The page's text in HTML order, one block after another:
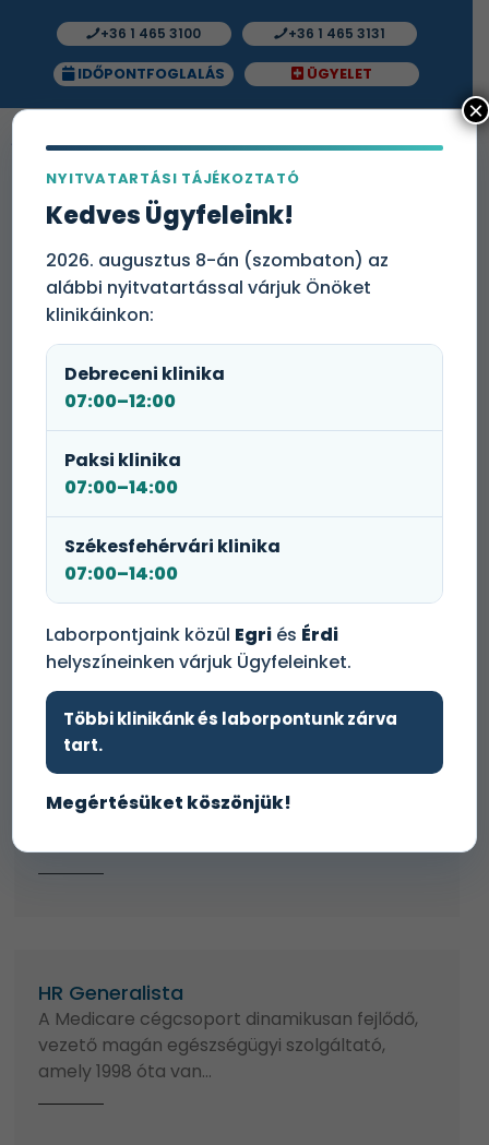
+36 1 465 3100 +36 1 465 3131
IDŐPONTFOGLALÁS ÜGYELET
Számviteli munkatárs (könyvelő)
A Medicare Magyarország vezető
magánegészségügyi szolgáltatója.
Folyamatosan bővülő csapatunkba új
munkatársakat keresünk Nyíregyházára…
Részmunkaidős röntgenasszisztens
egészségügyi szolgáltatója. Veszprémi
klinikánk bővülő csapatába keresünk új…
Teljes vagy részmunkaidős
Recepciós/Páciens koordinátor
A Medicare Zrt. Magyarország vezető magán-
egészségügyi szolgáltatója. Pécsi
magánklinikánkra keresünk munkatársat a
HR Generalista
A Medicare cégcsoport dinamikusan fejlődő,
vezető magán egészségügyi szolgáltató,
amely 1998 óta van…
NYITVATARTÁSI TÁJÉKOZTATÓ
Kedves Ügyfeleink!
2026. augusztus 8-án (szombaton) az
alábbi nyitvatartással várjuk Önöket
klinikáinkon:
Debreceni klinika
07:00–12:00
Paksi klinika
07:00–14:00
Székesfehérvári klinika
07:00–14:00
Laborpontjaink közül Egri és Érdi
helyszíneinken várjuk Ügyfeleinket.
Többi klinikánk és laborpontunk zárva
tart.
Megértésüket köszönjük!
×